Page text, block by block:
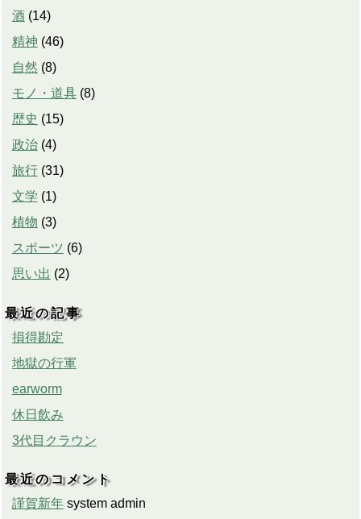
酒 (14)
精神 (46)
自然 (8)
モノ・道具 (8)
歴史 (15)
政治 (4)
旅行 (31)
文学 (1)
植物 (3)
スポーツ (6)
思い出 (2)
最近の記事
損得勘定
地獄の行軍
earworm
休日飲み
3代目クラウン
最近のコメント
謹賀新年 system admin